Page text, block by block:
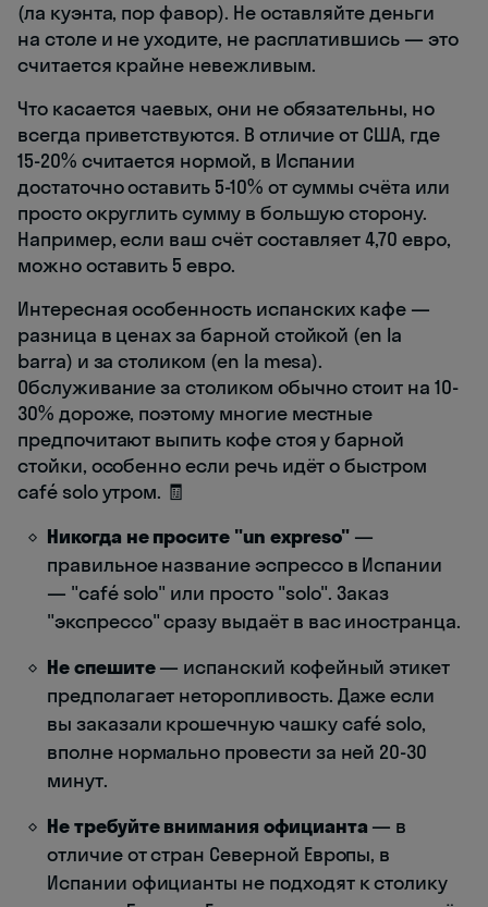
(ла куэнта, пор фавор). Не оставляйте деньги
на столе и не уходите, не расплатившись — это
считается крайне невежливым.
Что касается чаевых, они не обязательны, но
всегда приветствуются. В отличие от США, где
15-20% считается нормой, в Испании
достаточно оставить 5-10% от суммы счёта или
просто округлить сумму в большую сторону.
Например, если ваш счёт составляет 4,70 евро,
можно оставить 5 евро.
Интересная особенность испанских кафе —
разница в ценах за барной стойкой (en la
barra) и за столиком (en la mesa).
Обслуживание за столиком обычно стоит на 10-
30% дороже, поэтому многие местные
предпочитают выпить кофе стоя у барной
стойки, особенно если речь идёт о быстром
café solo утром. 🧾
Никогда не просите "un expreso" —
правильное название эспрессо в Испании
— "café solo" или просто "solo". Заказ
"экспрессо" сразу выдаёт в вас иностранца.
Не спешите— испанский кофейный этикет
предполагает неторопливость. Даже если
вы заказали крошечную чашку café solo,
вполне нормально провести за ней 20-30
минут.
Не требуйте внимания официанта — в
отличие от стран Северной Европы, в
Испании официанты не подходят к столику